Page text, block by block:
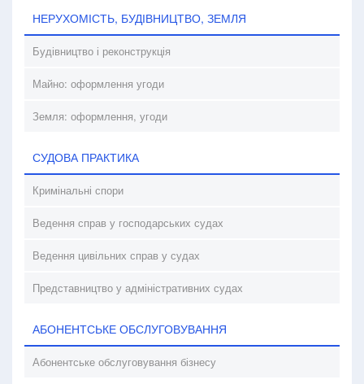
НЕРУХОМІСТЬ, БУДІВНИЦТВО, ЗЕМЛЯ
Будівництво і реконструкція
Майно: оформлення угоди
Земля: оформлення, угоди
СУДОВА ПРАКТИКА
Кримінальні спори
Ведення справ у господарських судах
Ведення цивільних справ у судах
Представництво у адміністративних судах
АБОНЕНТСЬКЕ ОБСЛУГОВУВАННЯ
Абонентське обслуговування бізнесу